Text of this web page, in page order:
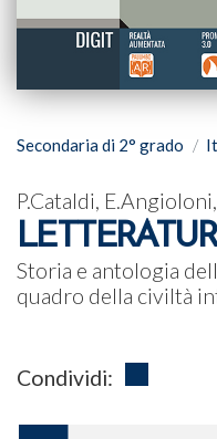
Secondaria di 2° grado
P.Cataldi,
Storia e antologia
quadro della civiltà
Condividi: